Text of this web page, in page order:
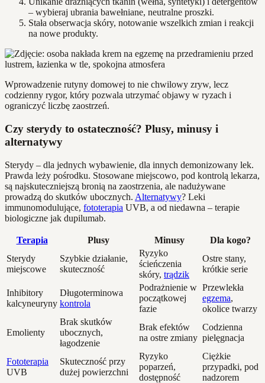
– wybieraj ubrania bawełniane, neutralne proszki.
Stała obserwacja skóry, notowanie wszelkich zmian i reakcji
na nowe produkty.
Wprowadzenie rutyny domowej to nie chwilowy zryw, lecz
codzienny rygor, który pozwala utrzymać objawy w ryzach i
ograniczyć liczbę zaostrzeń.
Czy sterydy to ostateczność? Plusy, minusy i
alternatywy
Sterydy – dla jednych wybawienie, dla innych demonizowany lek.
Prawda leży pośrodku. Stosowane miejscowo, pod kontrolą lekarza,
są najskuteczniejszą bronią na zaostrzenia, ale nadużywane
prowadzą do skutków ubocznych. Alternatywy? Leki
immunomodulujące, fototerapia UVB, a od niedawna – terapie
biologiczne jak dupilumab.
Terapia Plusy Minusy
Dla kogo?
Sterydy
miejscowe
Szybkie działanie,
skuteczność
Ryzyko
ścieńczenia
skóry, trądzik
Ostre stany,
krótkie serie
Inhibitory
kalcyneuryny
Długoterminowa
kontrola
Podrażnienie w
początkowej
fazie
Przewlekła
egzema,
okolice twarzy
Emolienty
Brak skutków
ubocznych,
łagodzenie
Brak efektów
na ostre zmiany
Codzienna
pielęgnacja
Fototerapia
UVB
Skuteczność przy
dużej powierzchni
Ryzyko
poparzeń,
dostępność
Ciężkie
przypadki, pod
nadzorem